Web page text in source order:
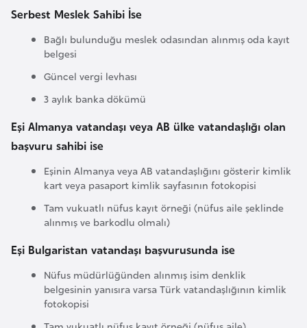
Serbest Meslek Sahibi İse
Bağlı bulunduğu meslek odasından alınmış oda kayıt
belgesi
Güncel vergi levhası
3 aylık banka dökümü
Eşi Almanya vatandaşı veya AB ülke vatandaşlığı olan
başvuru sahibi ise
Eşinin Almanya veya AB vatandaşlığını gösterir kimlik
kart veya pasaport kimlik sayfasının fotokopisi
Tam vukuatlı nüfus kayıt örneği (nüfus aile şeklinde
alınmış ve barkodlu olmalı)
Eşi Bulgaristan vatandaşı başvurusunda ise
Nüfus müdürlüğünden alınmış isim denklik
belgesinin yanısıra varsa Türk vatandaşlığının kimlik
fotokopisi
G
G
K